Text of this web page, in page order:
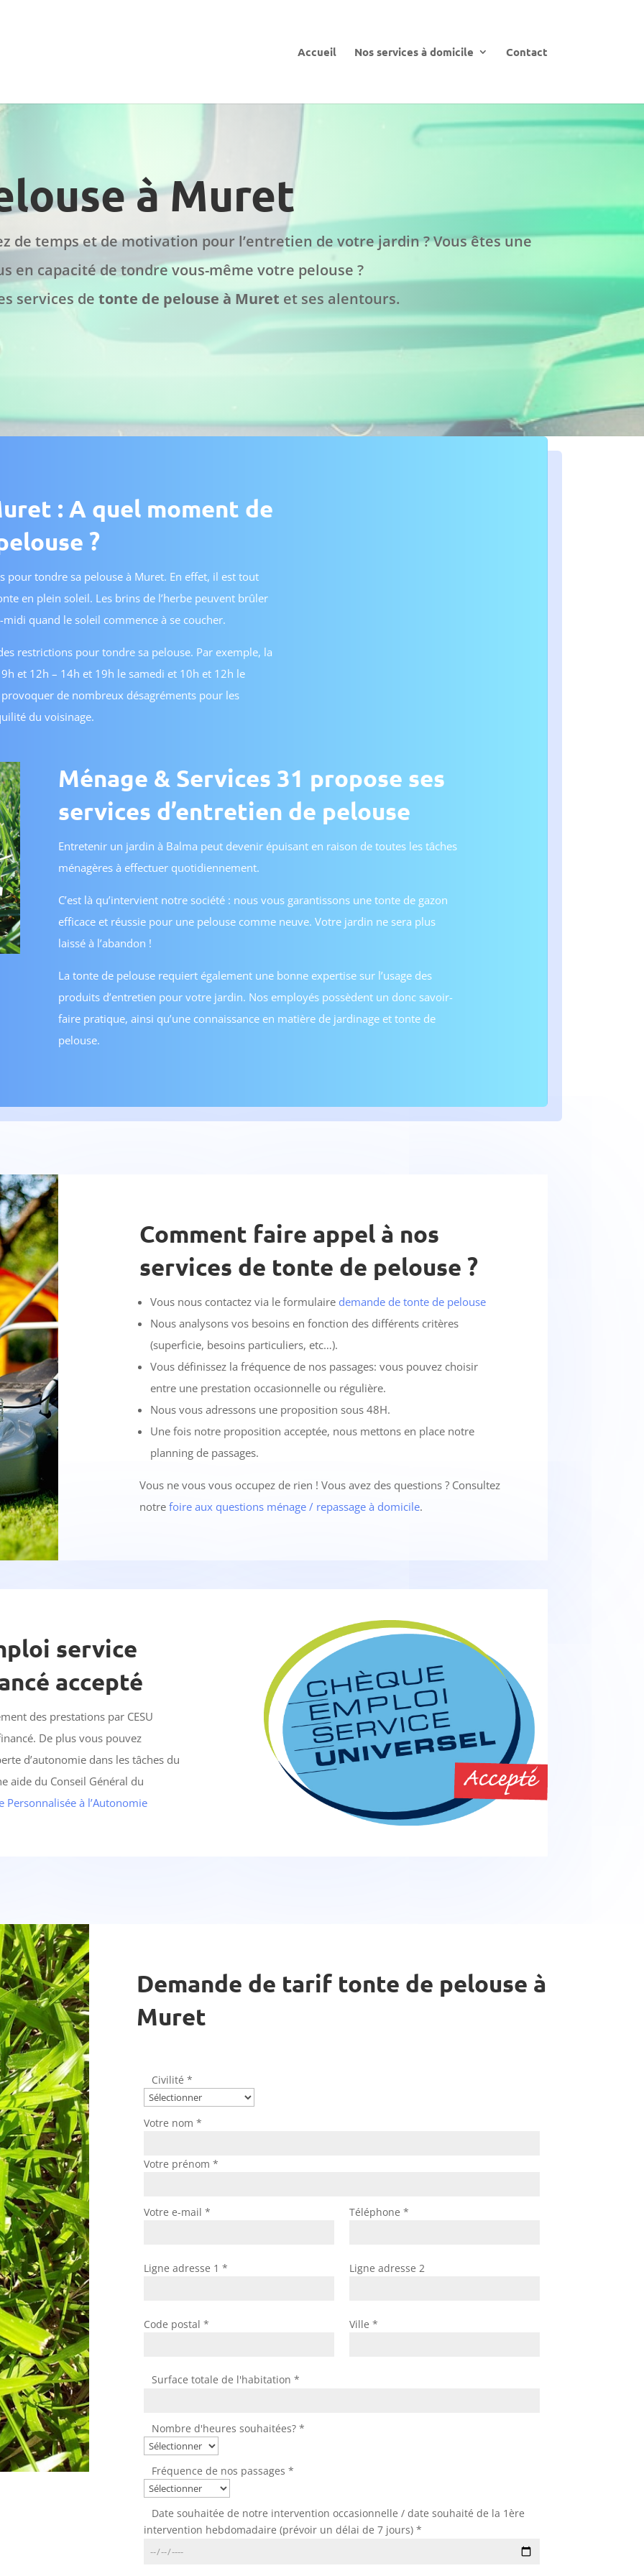
Accueil Nos services à domicile Contact
à Muret
de temps et de motivation pour l’entretien de votre jardin ? Vous êtes une
en capacité de tondre vous-même votre pelouse ?
services detonte de pelouse à Muret et ses alentours.
: A quel moment de
?
pour tondre sa pelouse à Muret. En effet, il est tout
en plein soleil. Les brins de l’herbe peuvent brûler
quand le soleil commence à se coucher.
restrictions pour tondre sa pelouse. Par exemple, la
et 12h – 14h et 19h le samedi et 10h et 12h le
de nombreux désagréments pour les
du voisinage.
Ménage & Services 31 propose ses
services d’entretien de pelouse
Entretenir un jardin à Balma peut devenir épuisant en raison de toutes les tâches
ménagères à effectuer quotidiennement.
C’est là qu’intervient notre société : nous vous garantissons une tonte de gazon
efficace et réussie pour une pelouse comme neuve. Votre jardin ne sera plus
laissé à l’abandon !
La tonte de pelouse requiert également une bonne expertise sur l’usage des
produits d’entretien pour votre jardin. Nos employés possèdent un donc savoir-
faire pratique, ainsi qu’une connaissance en matière de jardinage et tonte de
pelouse.
Comment faire appel à nos
services de tonte de pelouse ?
Vous nous contactez via le formulaire demande de tonte de pelouse
Nous analysons vos besoins en fonction des différents critères
(superficie, besoins particuliers, etc…).
Vous définissez la fréquence de nos passages: vous pouvez choisir
entre une prestation occasionnelle ou régulière.
Nous vous adressons une proposition sous 48H.
Une fois notre proposition acceptée, nous mettons en place notre
planning de passages.
Vous ne vous vous occupez de rien ! Vous avez des questions ? Consultez
notre foire aux questions ménage / repassage à domicile.
service
accepté
des prestations par CESU
De plus vous pouvez
d’autonomie dans les tâches du
aide du Conseil Général du
Personnalisée à l’Autonomie
Demande de tarif tonte de pelouse à
Muret
Civilité *
Votre nom *
Votre prénom *
Votre e-mail * Téléphone *
Ligne adresse 1 * Ligne adresse 2
Code postal * Ville *
Surface totale de l'habitation *
Nombre d'heures souhaitées? *
Fréquence de nos passages *
Date souhaitée de notre intervention occasionnelle / date souhaité de la 1ère
intervention hebdomadaire (prévoir un délai de 7 jours) *